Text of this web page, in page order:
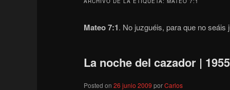
Mateo 7:1. No juzguéis, para que no seáis
La noche del cazador | 1955
Posted on26 junio 2009 porCarlos